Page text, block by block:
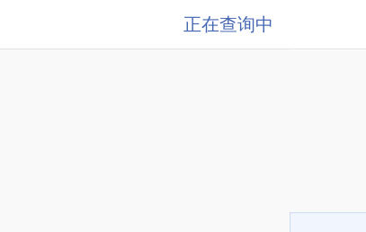
正在查询中